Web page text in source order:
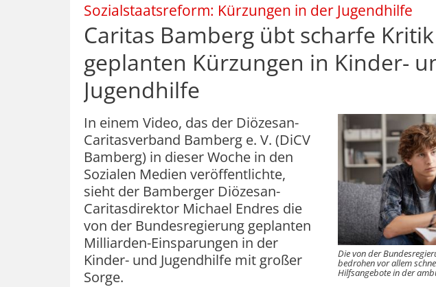
Sozialstaatsreform: Kürzungen in der Jugendhilfe
Caritas Bamberg übt scharfe
geplanten Kürzungen in Kinder-
Jugendhilfe
Die von der
bedrohen vor allem
Hilfsangebote in der
In einem Video, das der Diözesan-
Caritasverband Bamberg e. V. (DiCV
Bamberg) in dieser Woche in den
Sozialen Medien veröffentlichte,
sieht der Bamberger Diözesan-
Caritasdirektor Michael Endres die
von der Bundesregierung geplanten
Milliarden-Einsparungen in der
Kinder- und Jugendhilfe mit großer
Sorge.